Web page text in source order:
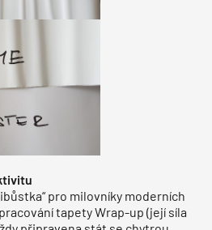
pro milovníky moderních
tapety Wrap-up (její síla